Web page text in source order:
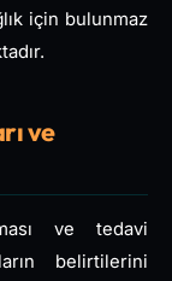
için bulunmaz
ve
ve tedavi
belirtilerini